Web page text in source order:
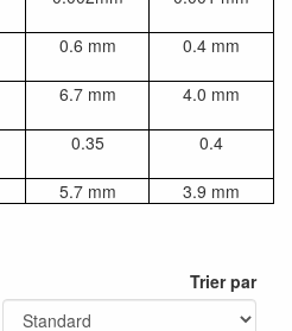
0.6 mm 0.4 mm
6.7 mm 4.0 mm
0.35 0.4
5.7 mm 3.9 mm
Trier par